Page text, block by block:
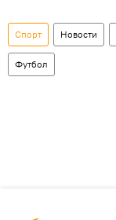
Спорт Новости
Футбол